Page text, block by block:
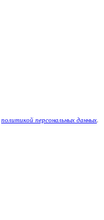
политикой персональных данных